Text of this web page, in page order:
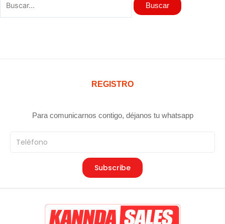
REGISTRO
Para comunicarnos contigo, déjanos tu whatsapp
Teléfono
Subscribe